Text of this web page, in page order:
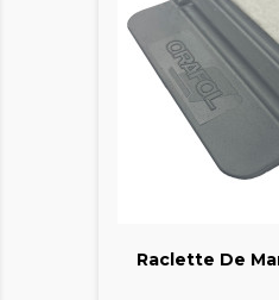
Raclette De